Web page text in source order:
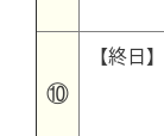
⑩
【終日